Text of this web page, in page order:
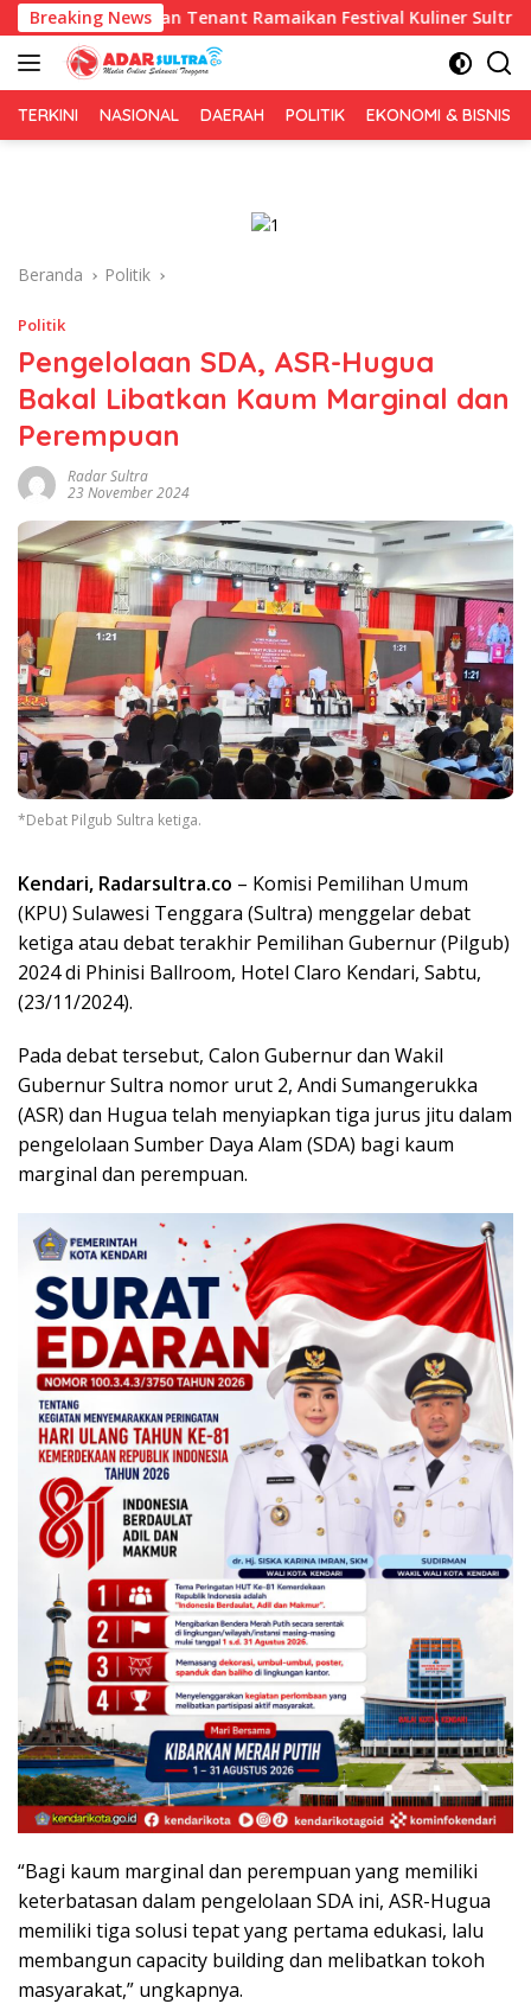
Langsung
ke
konten
Breaking News
Puluhan Tenant Ramaikan Festival Kuliner Sultra Maimo 2026
TERKINI NASIONAL DAERAH POLITIK EKONOMI & BISNIS
Beranda Politik
Politik
Pengelolaan SDA, ASR-Hugua
Bakal Libatkan Kaum Marginal dan
Perempuan
Radar Sultra
23 November 2024
*Debat Pilgub Sultra ketiga.
Kendari, Radarsultra.co – Komisi Pemilihan Umum
(KPU) Sulawesi Tenggara (Sultra) menggelar debat
ketiga atau debat terakhir Pemilihan Gubernur (Pilgub)
2024 di Phinisi Ballroom, Hotel Claro Kendari, Sabtu,
(23/11/2024).
Pada debat tersebut, Calon Gubernur dan Wakil
Gubernur Sultra nomor urut 2, Andi Sumangerukka
(ASR) dan Hugua telah menyiapkan tiga jurus jitu dalam
pengelolaan Sumber Daya Alam (SDA) bagi kaum
marginal dan perempuan.
“Bagi kaum marginal dan perempuan yang memiliki
keterbatasan dalam pengelolaan SDA ini, ASR-Hugua
memiliki tiga solusi tepat yang pertama edukasi, lalu
membangun capacity building dan melibatkan tokoh
masyarakat,” ungkapnya.